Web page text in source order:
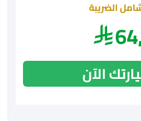
الضريبة
الآن